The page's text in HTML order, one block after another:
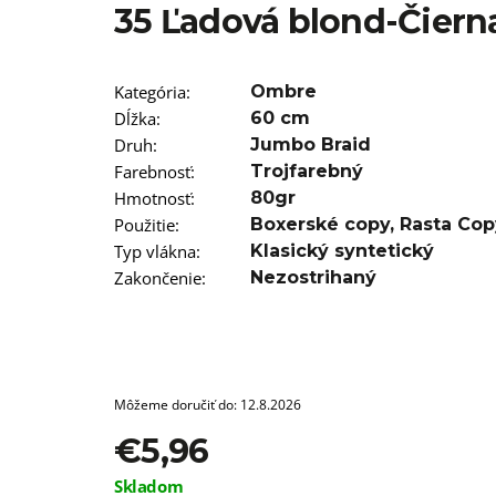
35 Ľadová blond-
Kategória: Ombre
Dĺžka: 60 cm
Druh: Jumbo Braid
Farebnosť: Trojfarebný
Hmotnosť: 80gr
Použitie: Boxerské copy, Rasta
Typ vlákna: Klasický syntetický
Zakončenie: Nezostrihaný
Môžeme doručiť do: 12.8.2026
€5,96
Jednotková
Skladom
€3,96